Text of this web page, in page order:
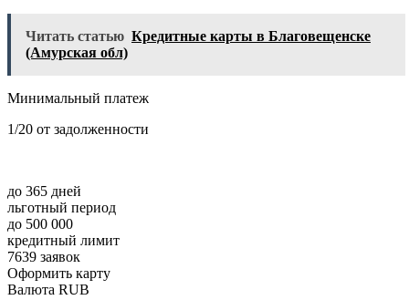
Читать статью Кредитные карты в Благовещенске
(Амурская обл)
Минимальный платеж
1/20 от задолженности
до 365 дней
льготный период
до 500 000
кредитный лимит
7639 заявок
Оформить карту
Валюта RUB